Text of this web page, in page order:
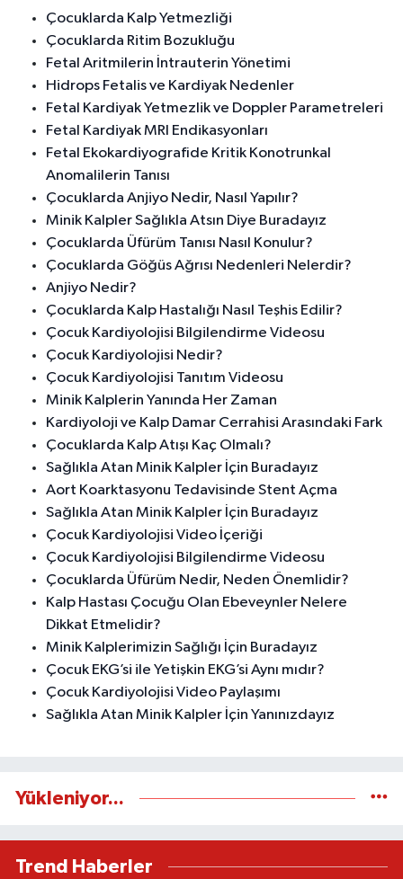
Çocuklarda Kalp Yetmezliği
Çocuklarda Ritim Bozukluğu
Fetal Aritmilerin İntrauterin Yönetimi
Hidrops Fetalis ve Kardiyak Nedenler
Fetal Kardiyak Yetmezlik ve Doppler Parametreleri
Fetal Kardiyak MRI Endikasyonları
Fetal Ekokardiyografide Kritik Konotrunkal
Anomalilerin Tanısı
Çocuklarda Anjiyo Nedir, Nasıl Yapılır?
Minik Kalpler Sağlıkla Atsın Diye Buradayız
Çocuklarda Üfürüm Tanısı Nasıl Konulur?
Çocuklarda Göğüs Ağrısı Nedenleri Nelerdir?
Anjiyo Nedir?
Çocuklarda Kalp Hastalığı Nasıl Teşhis Edilir?
Çocuk Kardiyolojisi Bilgilendirme Videosu
Çocuk Kardiyolojisi Nedir?
Çocuk Kardiyolojisi Tanıtım Videosu
Minik Kalplerin Yanında Her Zaman
Kardiyoloji ve Kalp Damar Cerrahisi Arasındaki Fark
Çocuklarda Kalp Atışı Kaç Olmalı?
Sağlıkla Atan Minik Kalpler İçin Buradayız
Aort Koarktasyonu Tedavisinde Stent Açma
Sağlıkla Atan Minik Kalpler İçin Buradayız
Çocuk Kardiyolojisi Video İçeriği
Çocuk Kardiyolojisi Bilgilendirme Videosu
Çocuklarda Üfürüm Nedir, Neden Önemlidir?
Kalp Hastası Çocuğu Olan Ebeveynler Nelere
Dikkat Etmelidir?
Minik Kalplerimizin Sağlığı İçin Buradayız
Çocuk EKG’si ile Yetişkin EKG’si Aynı mıdır?
Çocuk Kardiyolojisi Video Paylaşımı
Sağlıkla Atan Minik Kalpler İçin Yanınızdayız
Yükleniyor...
Trend Haberler